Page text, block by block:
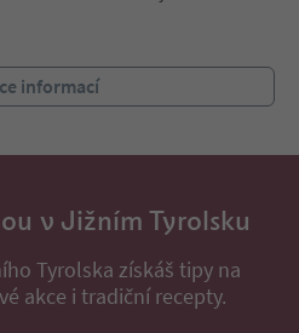
informací
v Jižním Tyrolsku
Tyrolska získáš tipy na
akce i tradiční recepty.